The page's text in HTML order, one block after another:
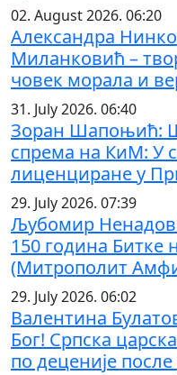
02. August 2026. 06:20
Александра
Миланковић –
човек морала и
31. July 2026. 06:40
Зоран Шапоњић:
спрема на КиМ: У
лиценциране у
29. July 2026. 07:39
Љубомир
150 година Битке
(Митрополит
29. July 2026. 06:02
Валентина
Бог! Српска
по деценије